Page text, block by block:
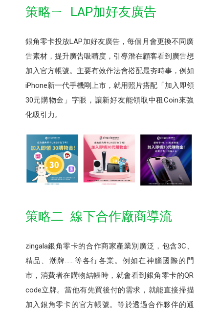
策略ㄧ LAP加好友廣告
銀角零卡投放LAP加好友廣告，每個月會更換不同廣
告素材，提升廣告吸睛度，引導潛在顧客看到廣告想
加入官方帳號。主要有效作法會搭配最夯時事，例如
iPhone新一代手機剛上市，就用照片搭配「加入即領
30元購物金」字眼，讓新好友能領取中租Coin來強
化吸引力。
策略二 線下合作廠商導流
zingala銀角零卡的合作商家產業別廣泛，包含3C、
精品、潮牌……等各行各業。例如在神腦國際的門
市，消費者在購物結帳時，就會看到銀角零卡的QR
code立牌。當他有先買後付的需求，就能直接掃描
加入銀角零卡的官方帳號。等於透過合作夥伴的通